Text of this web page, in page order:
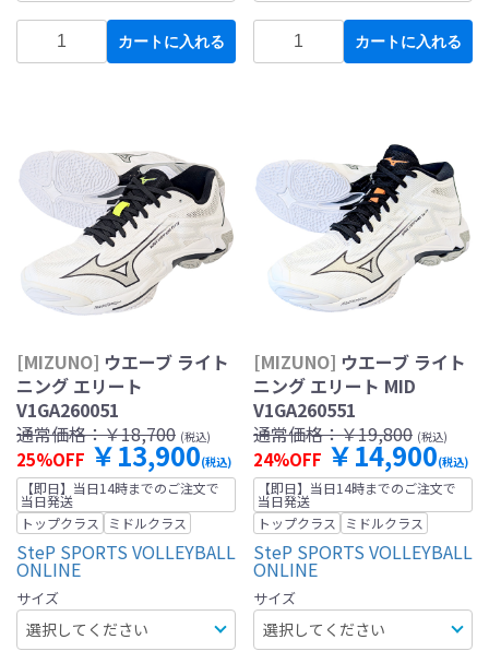
カートに入れる カートに入れる
[MIZUNO] ウエーブ ライト
ニング エリート
V1GA260051
通常価格：￥18,700 (税込)
25%OFF ￥13,900(税込)
【即日】当日14時までのご注文で
当日発送
トップクラス
ミドルクラス
SteP SPORTS VOLLEYBALL
ONLINE
サイズ
[MIZUNO] ウエーブ ライト
ニング エリート MID
V1GA260551
通常価格：￥19,800 (税込)
24%OFF ￥14,900(税込)
【即日】当日14時までのご注文で
当日発送
トップクラス
ミドルクラス
SteP SPORTS VOLLEYBALL
ONLINE
サイズ